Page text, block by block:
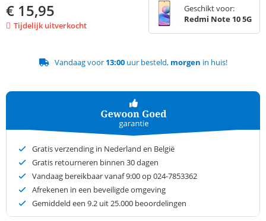
€ 15,95
Tijdelijk uitverkocht
Geschikt voor:
Redmi Note 10 5G
Vandaag voor 13:00uur besteld, morgen in huis!
Gratis verzending in Nederland en België
Gratis retourneren binnen 30 dagen
Vandaag bereikbaar vanaf 9:00 op 024-7853362
Afrekenen in een beveiligde omgeving
Gemiddeld een 9.2 uit 25.000 beoordelingen